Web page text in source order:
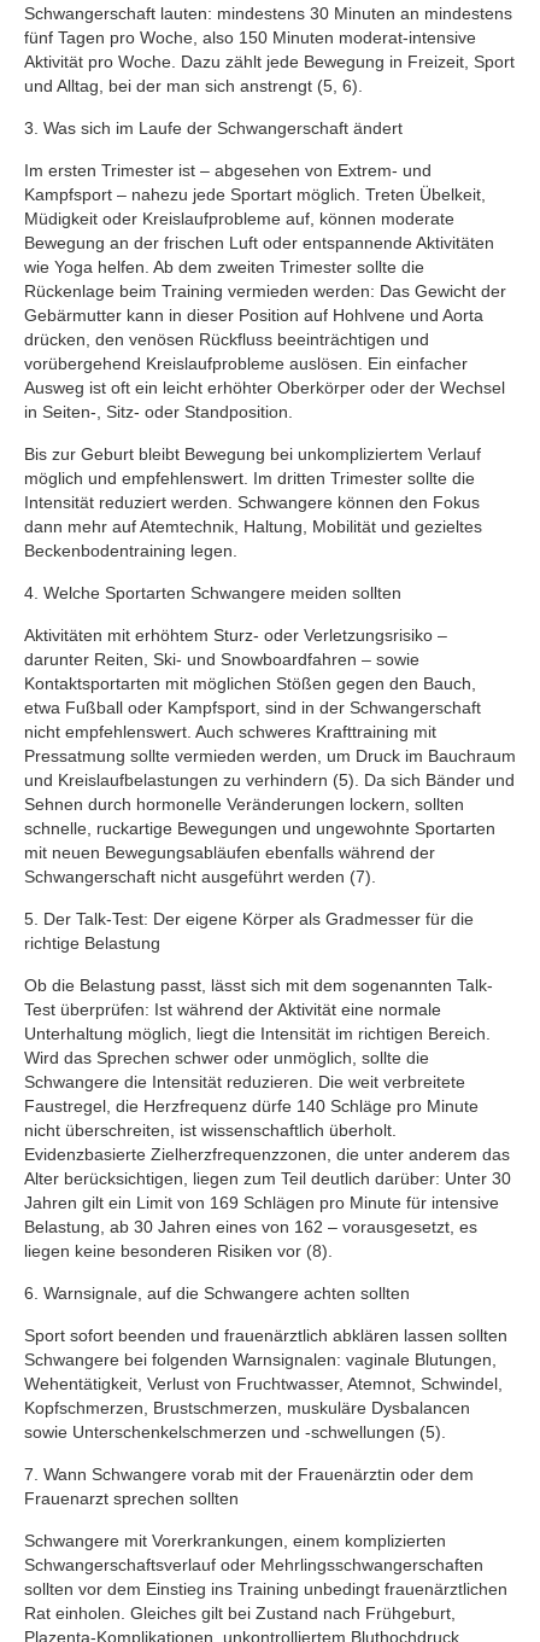
Schwangerschaft lauten: mindestens 30 Minuten an mindestens
fünf Tagen pro Woche, also 150 Minuten moderat-intensive
Aktivität pro Woche. Dazu zählt jede Bewegung in Freizeit, Sport
und Alltag, bei der man sich anstrengt (5, 6).
3. Was sich im Laufe der Schwangerschaft ändert
Im ersten Trimester ist – abgesehen von Extrem- und
Kampfsport – nahezu jede Sportart möglich. Treten Übelkeit,
Müdigkeit oder Kreislaufprobleme auf, können moderate
Bewegung an der frischen Luft oder entspannende Aktivitäten
wie Yoga helfen. Ab dem zweiten Trimester sollte die
Rückenlage beim Training vermieden werden: Das Gewicht der
Gebärmutter kann in dieser Position auf Hohlvene und Aorta
drücken, den venösen Rückfluss beeinträchtigen und
vorübergehend Kreislaufprobleme auslösen. Ein einfacher
Ausweg ist oft ein leicht erhöhter Oberkörper oder der Wechsel
in Seiten-, Sitz- oder Standposition.
Bis zur Geburt bleibt Bewegung bei unkompliziertem Verlauf
möglich und empfehlenswert. Im dritten Trimester sollte die
Intensität reduziert werden. Schwangere können den Fokus
dann mehr auf Atemtechnik, Haltung, Mobilität und gezieltes
Beckenbodentraining legen.
4. Welche Sportarten Schwangere meiden sollten
Aktivitäten mit erhöhtem Sturz- oder Verletzungsrisiko –
darunter Reiten, Ski- und Snowboardfahren – sowie
Kontaktsportarten mit möglichen Stößen gegen den Bauch,
etwa Fußball oder Kampfsport, sind in der Schwangerschaft
nicht empfehlenswert. Auch schweres Krafttraining mit
Pressatmung sollte vermieden werden, um Druck im Bauchraum
und Kreislaufbelastungen zu verhindern (5). Da sich Bänder und
Sehnen durch hormonelle Veränderungen lockern, sollten
schnelle, ruckartige Bewegungen und ungewohnte Sportarten
mit neuen Bewegungsabläufen ebenfalls während der
Schwangerschaft nicht ausgeführt werden (7).
5. Der Talk-Test: Der eigene Körper als Gradmesser für die
richtige Belastung
Ob die Belastung passt, lässt sich mit dem sogenannten Talk-
Test überprüfen: Ist während der Aktivität eine normale
Unterhaltung möglich, liegt die Intensität im richtigen Bereich.
Wird das Sprechen schwer oder unmöglich, sollte die
Schwangere die Intensität reduzieren. Die weit verbreitete
Faustregel, die Herzfrequenz dürfe 140 Schläge pro Minute
nicht überschreiten, ist wissenschaftlich überholt.
Evidenzbasierte Zielherzfrequenzzonen, die unter anderem das
Alter berücksichtigen, liegen zum Teil deutlich darüber: Unter 30
Jahren gilt ein Limit von 169 Schlägen pro Minute für intensive
Belastung, ab 30 Jahren eines von 162 – vorausgesetzt, es
liegen keine besonderen Risiken vor (8).
6. Warnsignale, auf die Schwangere achten sollten
Sport sofort beenden und frauenärztlich abklären lassen sollten
Schwangere bei folgenden Warnsignalen: vaginale Blutungen,
Wehentätigkeit, Verlust von Fruchtwasser, Atemnot, Schwindel,
Kopfschmerzen, Brustschmerzen, muskuläre Dysbalancen
sowie Unterschenkelschmerzen und -schwellungen (5).
7. Wann Schwangere vorab mit der Frauenärztin oder dem
Frauenarzt sprechen sollten
Schwangere mit Vorerkrankungen, einem komplizierten
Schwangerschaftsverlauf oder Mehrlingsschwangerschaften
sollten vor dem Einstieg ins Training unbedingt frauenärztlichen
Rat einholen. Gleiches gilt bei Zustand nach Frühgeburt,
Plazenta-Komplikationen, unkontrolliertem Bluthochdruck,